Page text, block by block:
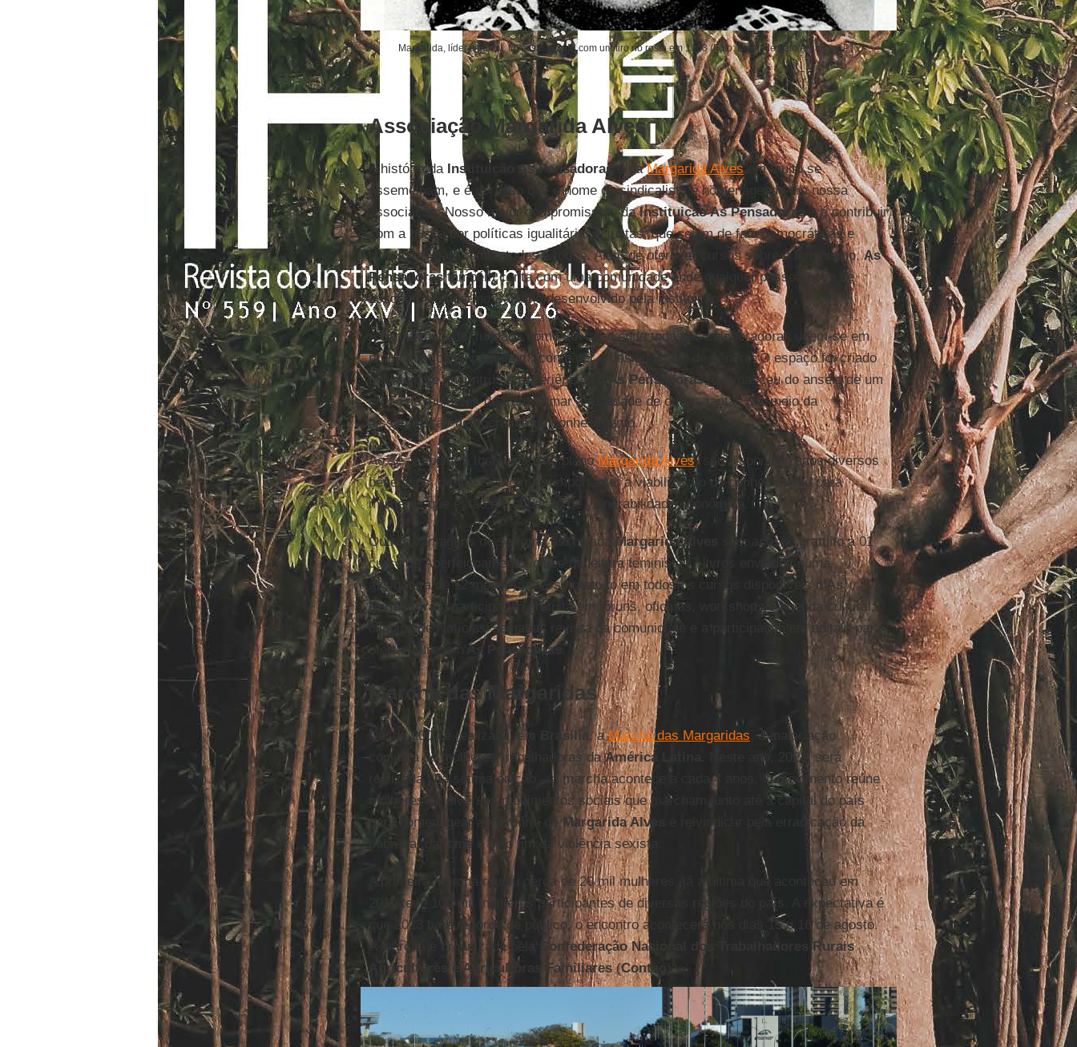
Margarida, líder sindical, foi assassinada com um tiro no rosto em 1983 (Foto: Brasil de Fato/Arquivo CPT)
Associação Margarida Alves
A história da Instituição As Pensadoras e daMargarida Alvesem muito se
assemelham, e é por isso que o nome da sindicalista é homenageado em nossa
associação. Nosso maior compromisso – daInstituição As Pensadoras– é contribuir
com a busca por políticas igualitárias e justas, que sejam de fato democráticas e
pluralistas para todas, todes e todos. Além de oferecer cursos sobre o feminismo,As
Pensadorastambém conta com uma comunidade onde qualquer pessoa pode se
associar e ajudar no trabalho desenvolvido pela instituição.
A comunidade foi fundada como um local onde todas as colaboradoras unem-se em
prol de um objetivo comum: combater a desigualdade de gênero. O espaço foi criado
por meio de encontros e experiências d’
As Pensadoras, que nasceu do anseio de um
grupo de mulheres de transformar a realidade de outras tantas por meio da
disseminação democrática do conhecimento.
Ao se associar a Instituição, no planoMargarida Alves, são disponibilizados diversos
benefícios, dentre eles o mais importante: a viabilização do conhecimento para
mulheres que estão em situação de vulnerabilidade econômica.
Outras vantagens de ser uma associada Margarida Alves
são: acesso gratuito à 01
curso de Aperfeiçoamento; clube de leitura feminista (7 livros enviados numa
assinatura de 12 meses); acesso gratuito em todos os cursos disponíveis n’ As
Pensadoras ; participação gratuita em fóruns, oficinas, workshops e agenda cultural;
clipping de Notícias Semanal; revista da comunidade e a participação em editais para
ofertar cursos n'
As Pensadoras
Marcha das Margaridas
Desde 2000 é realizada, em Brasília, aMarcha das Margaridas , a maior ação
conjunta de mulheres trabalhadoras daAmérica Latina
. Neste ano, 2023, será
realizada sua sétima edição – a marcha acontece a cada 4 anos. O movimento reúne
mulheres de diversos movimentos sociais que marcham junto até a capital do país
para homenagear a memória deMargarida Alves
e reivindicar pela erradicação da
pobreza, da fome e pelo fim da violência sexista.
A primeira marcha reuniu cerca de 20 mil mulheres, já a última que aconteceu em
2019 teve 100 mil mulheres participantes de diversas regiões do país. A expectativa é
que 2023 bate recorde de público, o encontro acontecerá nos dias 15 e 16 de agosto.
A marcha é organizada pela
Confederação Nacional dos Trabalhadores Rurais
Agricultores e Agricultoras Familiares(Contag ).